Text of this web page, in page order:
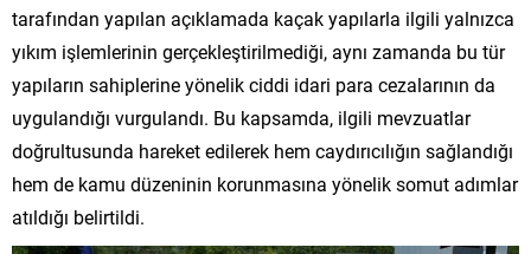
tarafından yapılan açıklamada kaçak yapılarla ilgili yalnızca
yıkım işlemlerinin gerçekleştirilmediği, aynı zamanda bu tür
yapıların sahiplerine yönelik ciddi idari para cezalarının da
uygulandığı vurgulandı. Bu kapsamda, ilgili mevzuatlar
doğrultusunda hareket edilerek hem caydırıcılığın sağlandığı
hem de kamu düzeninin korunmasına yönelik somut adımlar
atıldığı belirtildi.